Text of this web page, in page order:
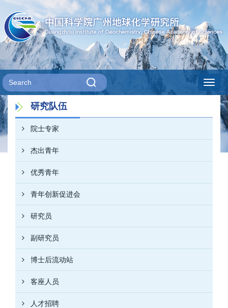
研究队伍
院士专家
杰出青年
优秀青年
青年创新促进会
研究员
副研究员
博士后流动站
客座人员
人才招聘